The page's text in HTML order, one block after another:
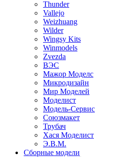
Thunder
Vallejo
Weizhuang
Wilder
Wingsy Kits
Winmodels
Zvezda
ВЭС
Мажор Моделс
Микродизайн
Мир Моделей
Моделист
Модель-Сервис
Союзмакет
Трубач
Хася Моделист
Э.В.М.
Сборные модели